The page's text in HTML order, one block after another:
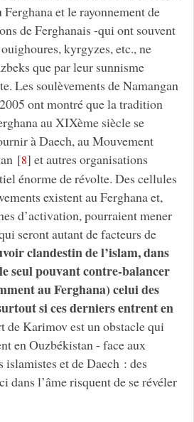
et le rayonnement de
de Ferghanais -qui ont souvent
kyrgyzes, etc., ne
que par leur sunnisme
Les soulèvements de Namangan
ont montré que la tradition
au XIXème siècle se
à Daech, au Mouvement
[8] et autres organisations
énorme de révolte. Des cellules
existent au Ferghana et,
d’activation, pourraient mener
seront autant de facteurs de
clandestin de l’islam, dans
seul pouvant contre-balancer
au Ferghana) celui des
si ces derniers entrent en
de Karimov est un obstacle qui
en Ouzbékistan - face aux
et de Daech : des
dans l’âme risquent de se révéler